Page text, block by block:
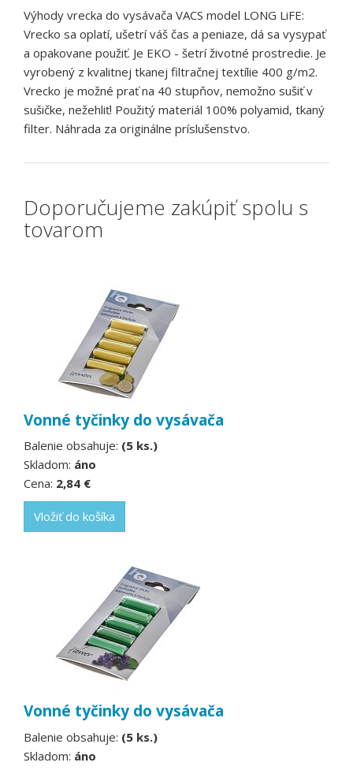
Výhody vrecka do vysávača VACS model LONG LiFE:
Vrecko sa oplatí, ušetrí váš čas a peniaze, dá sa vysypať
a opakovane použiť. Je EKO - šetrí životné prostredie. Je
vyrobený z kvalitnej tkanej filtračnej textílie 400 g/m2.
Vrecko je možné prať na 40 stupňov, nemožno sušiť v
sušičke, nežehliť! Použitý materiál 100% polyamid, tkaný
filter. Náhrada za originálne príslušenstvo.
Doporučujeme zakúpiť spolu s
tovarom
Vonné tyčinky do vysávača
Balenie obsahuje: (5 ks.)
Skladom: áno
Cena: 2,84 €
Vložiť do košíka
Vonné tyčinky do vysávača
Balenie obsahuje: (5 ks.)
Skladom: áno